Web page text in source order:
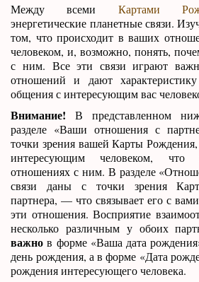
Между всеми Картами
энергетические планетные связи.
том, что происходит в ваших
человеком, и, возможно, понять,
с ним. Все эти связи играют
отношений и дают
общения с интересующим вас
Внимание! В представленном
разделе «Ваши отношения с
точки зрения вашей Карты
интересующим человеком,
отношениях с ним. В разделе
связи даны с точки зрения
партнера, — что связывает его с
эти отношения. Восприятие
несколько различным у обоих
важно в форме «Ваша дата
день рождения, а в форме «Дата
рождения интересующего человека.